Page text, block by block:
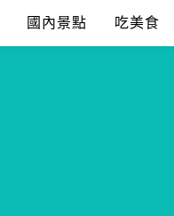
國內景點 吃美食